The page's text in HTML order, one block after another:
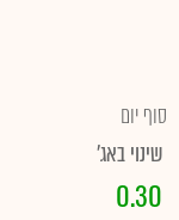
סוף יום
שינוי באג'
0.30